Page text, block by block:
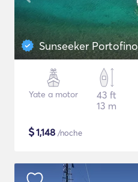
Sunseeker
Yate a motor
43 ft
13 m
$1,148 /noche